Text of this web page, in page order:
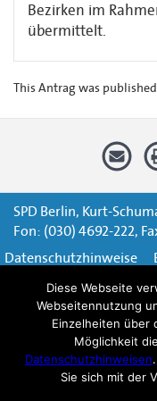
Bezirken im
übermittelt.
This Antrag was
SPD Berlin, Kurt-
Fon: (030) 4692-222,
Datenschutzhinweise
Diese Webseite
Webseitennutzung
Einzelheiten über
Möglichkeit
Datenschutzhinweisen
Sie sich mit der